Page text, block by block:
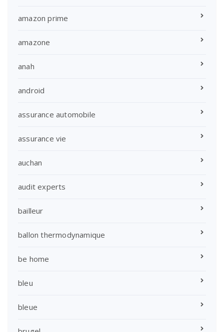
amazon prime
amazone
anah
android
assurance automobile
assurance vie
auchan
audit experts
bailleur
ballon thermodynamique
be home
bleu
bleue